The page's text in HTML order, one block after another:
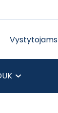
Vystytojams